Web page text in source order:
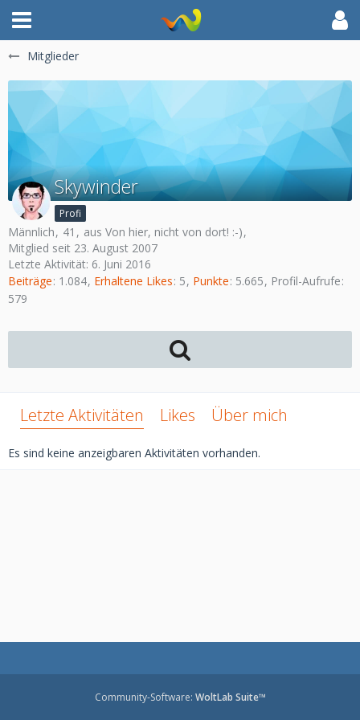
Mitglieder
Skywinder
Profi
Männlich 41
aus Von hier, nicht von dort! :-)
Mitglied seit 23. August 2007
Letzte Aktivität: 6. Juni 2016
Beiträge 1.084 Erhaltene Likes 5 Punkte 5.665
Profil-Aufrufe
579
Letzte Aktivitäten Likes Über mich
Es sind keine anzeigbaren Aktivitäten vorhanden.
Community-Software: WoltLab Suite™